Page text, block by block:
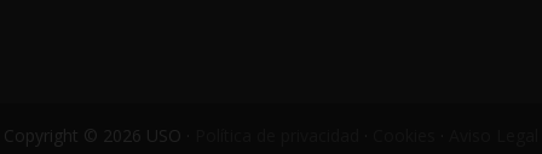
Copyright © 2026 USO ·